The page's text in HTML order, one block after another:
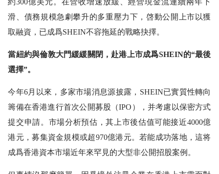
約300億美元。在營收增速放緩、經營現金流連續兩年下
滑、債務規模急劇攀升的多重壓力下，啓動公開上市以獲
取融資，已成爲SHEIN不容拖延的戰略抉擇。
當紐約與倫敦大門緩緩關閉，赴港上市成爲SHEIN的“最後
選擇”。
今年6月以來，多家市場消息源披露，SHEIN已實質性轉向
籌備在香港進行首次公開募股（IPO），并考慮以保密方式
提交申請。市場分析預估，其上市後估值可能接近4000億
港元，募集資金規模或超970億港元。若能成功落地，這将
成爲香港資本市場近年來罕見的大型非公開招股案例。